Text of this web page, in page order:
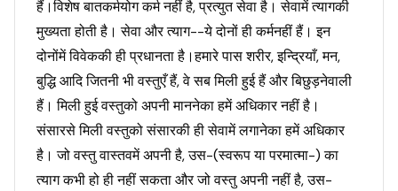
हैं।विशेष बातकर्मयोग कर्म नहीं है, प्रत्युत सेवा है। सेवामें त्यागकी
मुख्यता होती है। सेवा और त्याग--ये दोनों ही कर्मनहीं हैं। इन
दोनोंमें विवेककी ही प्रधानता है।हमारे पास शरीर, इन्द्रियाँ, मन,
बुद्धि आदि जितनी भी वस्तुएँ हैं, वे सब मिली हुई हैं और बिछुड़नेवाली
हैं। मिली हुई वस्तुको अपनी माननेका हमें अधिकार नहीं है।
संसारसे मिली वस्तुको संसारकी ही सेवामें लगानेका हमें अधिकार
है। जो वस्तु वास्तवमें अपनी है, उस-(स्वरूप या परमात्मा-) का
त्याग कभी हो ही नहीं सकता और जो वस्तु अपनी नहीं है, उस-